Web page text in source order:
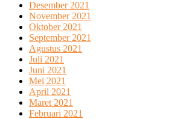
Desember 2021
November 2021
Oktober 2021
September 2021
Agustus 2021
Juli 2021
Juni 2021
Mei 2021
April 2021
Maret 2021
Februari 2021